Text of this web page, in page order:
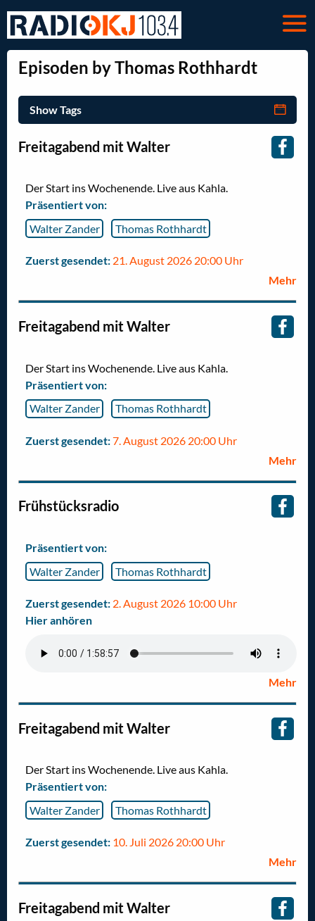
Episoden by Thomas Rothhardt
Show Tags
Freitagabend mit Walter
Der Start ins Wochenende. Live aus Kahla.
Präsentiert von:
Walter Zander
Thomas Rothhardt
Zuerst gesendet: 21. August 2026 20:00 Uhr
Mehr
Freitagabend mit Walter
Der Start ins Wochenende. Live aus Kahla.
Präsentiert von:
Walter Zander
Thomas Rothhardt
Zuerst gesendet:7. August 2026 20:00 Uhr
Mehr
Frühstücksradio
Präsentiert von:
Walter Zander
Thomas Rothhardt
Zuerst gesendet: 2. August 2026 10:00 Uhr
Hier anhören
Mehr
Freitagabend mit Walter
Der Start ins Wochenende. Live aus Kahla.
Präsentiert von:
Walter Zander
Thomas Rothhardt
Zuerst gesendet: 10. Juli 2026 20:00 Uhr
Mehr
Freitagabend mit Walter